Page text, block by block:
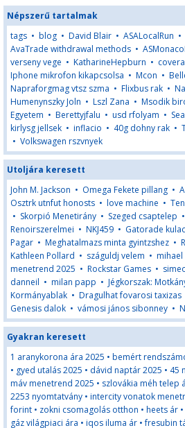
Népszerű tartalmak
tags • blog • David Blair • ASALocalRun •
AvaTrade withdrawal methods •
verseny vege • KatharineHepburn •
Iphone mikrofon kikapcsolsa • Mcon •
Napraforgmag vtsz szma • Flixbus rak •
Humenynszky Joln • Lszl Zana • Msodik
Egyetem • Berettyjfalu • usd rfolyam •
kirlysg jellsek • inflacio • 40g dohny rak •
• Volkswagen rszvnyek
Utoljára keresett
John M. Jackson • Omega Fekete pillang •
Osztrk utnfut honosts • love machine •
• Skorpió Menetirány • Szeged csaptelep •
Renoirszerelmei • NKJ459 • Gatorade
Pagar • Meghatalmazs minta gyintzshez •
Kathleen Pollard • száguldj velem •
menetrend 2025 • Rockstar Games •
danneil • milan papp • Jégkorszak:
Kormányablak • Dragulhat fovarosi taxizas
Genesis dalok • vámosi jános sibonney •
Gyakran keresett
1 aranykorona ára 2025 • bemért
• gyed utalás 2025 • dávid naptár 2025 • 45
máv menetrend 2025 • szlovákia méh telep
2253 nyomtatvány • intercity vonatok
forint • zokni csomagolás otthon • heets ár •
gáz világpiaci ára • iqos iluma ár •fresubin